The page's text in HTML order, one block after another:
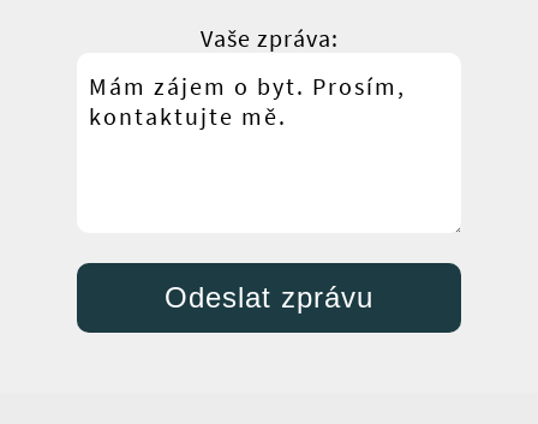
Vaše zpráva: